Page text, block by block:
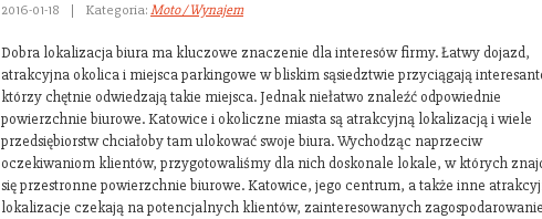
2016-01-18 | Kategoria:Moto / Wynajem
Dobra lokalizacja biura ma kluczowe znaczenie dla interesów firmy. Łatwy dojazd,
atrakcyjna okolica i miejsca parkingowe w bliskim sąsiedztwie przyciągają
którzy chętnie odwiedzają takie miejsca. Jednak niełatwo znaleźć odpowiednie
powierzchnie biurowe. Katowice i okoliczne miasta są atrakcyjną lokalizacją i wiele
przedsiębiorstw chciałoby tam ulokować swoje biura. Wychodząc naprzeciw
oczekiwaniom klientów, przygotowaliśmy dla nich doskonale lokale, w których
się przestronne powierzchnie biurowe. Katowice, jego centrum, a także inne
lokalizacje czekają na potencjalnych klientów, zainteresowanych